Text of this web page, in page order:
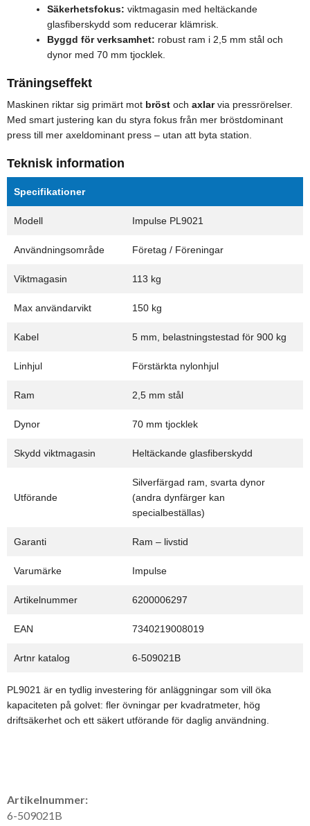
Säkerhetsfokus: viktmagasin med heltäckande
glasfiberskydd som reducerar klämrisk.
Byggd för verksamhet: robust ram i 2,5 mm stål och
dynor med 70 mm tjocklek.
Träningseffekt
Maskinen riktar sig primärt mot bröst och axlarvia pressrörelser.
Med smart justering kan du styra fokus från mer bröstdominant
press till mer axeldominant press – utan att byta station.
Teknisk information
Specifikationer
Modell Impulse PL9021
Användningsområde Företag / Föreningar
Viktmagasin 113 kg
Max användarvikt 150 kg
Kabel 5 mm, belastningstestad för 900 kg
Linhjul Förstärkta nylonhjul
Ram 2,5 mm stål
Dynor 70 mm tjocklek
Skydd viktmagasin Heltäckande glasfiberskydd
Utförande
Silverfärgad ram, svarta dynor
(andra dynfärger kan
specialbeställas)
Garanti Ram – livstid
Varumärke Impulse
Artikelnummer 6200006297
EAN 7340219008019
Artnr katalog 6-509021B
PL9021 är en tydlig investering för anläggningar som vill öka
kapaciteten på golvet: fler övningar per kvadratmeter, hög
driftsäkerhet och ett säkert utförande för daglig användning.
Artikelnummer:
6-509021B